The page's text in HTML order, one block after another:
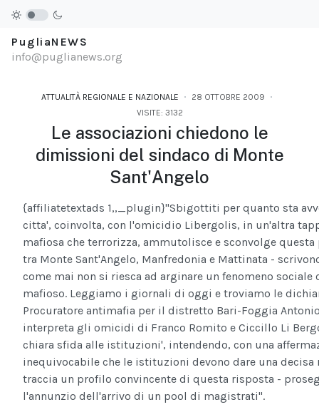
PugliaNEWS
info@puglianews.org
ATTUALITÀ REGIONALE E NAZIONALE
28 OTTOBRE 2009
VISITE: 3132
Le associazioni chiedono le
dimissioni del sindaco di Monte
Sant'Angelo
{affiliatetextads 1,,_plugin}''Sbigottiti per quanto sta
citta', coinvolta, con l'omicidio Libergolis, in un'altra
mafiosa che terrorizza, ammutolisce e sconvolge questa
tra Monte Sant'Angelo, Manfredonia e Mattinata -
come mai non si riesca ad arginare un fenomeno sociale
mafioso. Leggiamo i giornali di oggi e troviamo le
Procuratore antimafia per il distretto Bari-Foggia
interpreta gli omicidi di Franco Romito e Ciccillo Li
chiara sfida alle istituzioni', intendendo, con una
inequivocabile che le istituzioni devono dare una decisa
traccia un profilo convincente di questa risposta -
l'annunzio dell'arrivo di un pool di magistrati''.